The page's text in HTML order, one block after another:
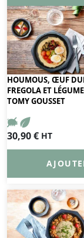
HOUMOUS, ŒUF
FREGOLA ET
TOMY GOUSSET
30,90€ HT